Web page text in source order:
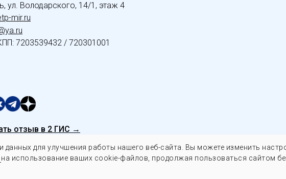
для улучшения работы нашего веб-сайта. Вы можете изменить
на использование ваших cookie-файлов, продолжая пользоваться сайтом
Идентификатор
отзыв в 2 ГИС →
ул. Володарского, 14/1, этаж 4
mir.ru
7203539432 / 720301001